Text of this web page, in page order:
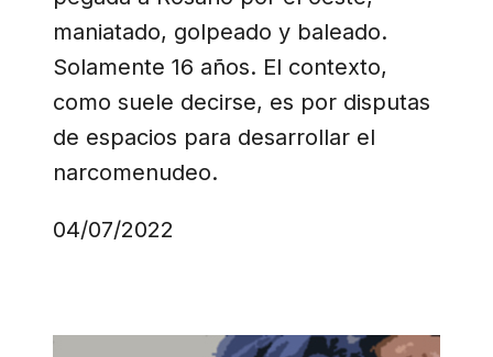
maniatado, golpeado y baleado.
Solamente 16 años. El contexto,
como suele decirse, es por disputas
de espacios para desarrollar el
narcomenudeo.
04/07/2022